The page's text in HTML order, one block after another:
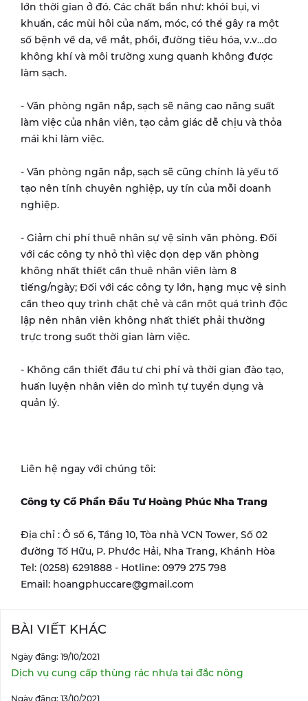
lớn thời gian ở đó. Các chất bẩn như: khói bụi, vi
khuẩn, các mùi hôi của nấm, móc, có thể gây ra một
số bệnh về da, về mắt, phổi, đường tiêu hóa, v.v…do
không khí và môi trường xung quanh không được
làm sạch.
- Văn phòng ngăn nắp, sạch sẽ nâng cao năng suất
làm việc của nhân viên, tạo cảm giác dễ chịu và thỏa
mái khi làm việc.
- Văn phòng ngăn nắp, sạch sẽ cũng chính là yếu tố
tạo nên tính chuyên nghiệp, uy tín của mỗi doanh
nghiệp.
- Giảm chi phí thuê nhân sự vệ sinh văn phòng. Đối
với các công ty nhỏ thì việc dọn dẹp văn phòng
không nhất thiết cần thuê nhân viên làm 8
tiếng/ngày; Đối với các công ty lớn, hạng mục vệ sinh
cần theo quy trình chặt chẻ và cần một quá trình độc
lập nên nhân viên không nhất thiết phải thường
trực trong suốt thời gian làm việc.
- Không cần thiết đầu tư chi phí và thời gian đào tạo,
huấn luyện nhân viên do mình tự tuyển dụng và
quản lý.
Liên hệ ngay với chúng tôi:
Công ty Cổ Phần Đầu Tư Hoàng Phúc Nha Trang
Địa chỉ : Ô số 6, Tầng 10, Tòa nhà VCN Tower, Số 02
đường Tố Hữu, P. Phước Hải, Nha Trang, Khánh Hòa
Tel: (0258) 6291888 - Hotline: 0979 275 798
Email: hoangphuccare@gmail.com
BÀI VIẾT KHÁC
Ngày đăng: 19/10/2021
Dịch vụ cung cấp thùng rác nhựa tại đắc nông
Ngày đăng: 13/10/2021